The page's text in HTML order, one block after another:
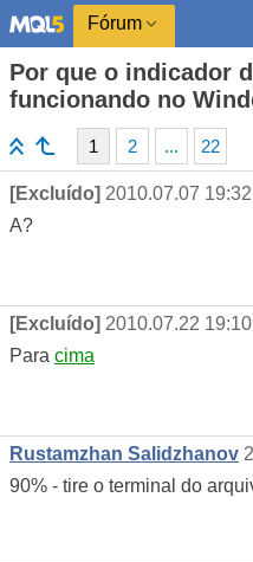
Fórum
Por que o indicador
funcionando no
1 2 ... 22
[Excluído] 2010.07.07 19:32
А?
[Excluído] 2010.07.22 19:10
Para cima
Rustamzhan Salidzhanov
90% - tire o terminal do